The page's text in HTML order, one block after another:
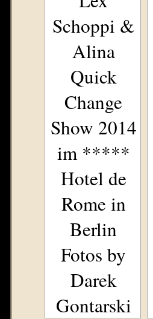
Schoppi &
Alina
Quick
Change
Show 2014
im *****
Hotel de
Rome in
Berlin
Fotos by
Darek
Gontarski